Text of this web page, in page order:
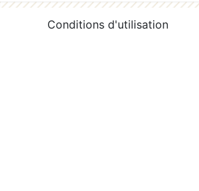
Conditions d'utilisation